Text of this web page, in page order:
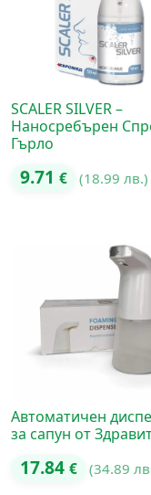
SCALER SILVER –
Наносребърен
Гърло
9.71 € (18.99 лв.)
Автоматичен
за сапун от
17.84 € (34.89